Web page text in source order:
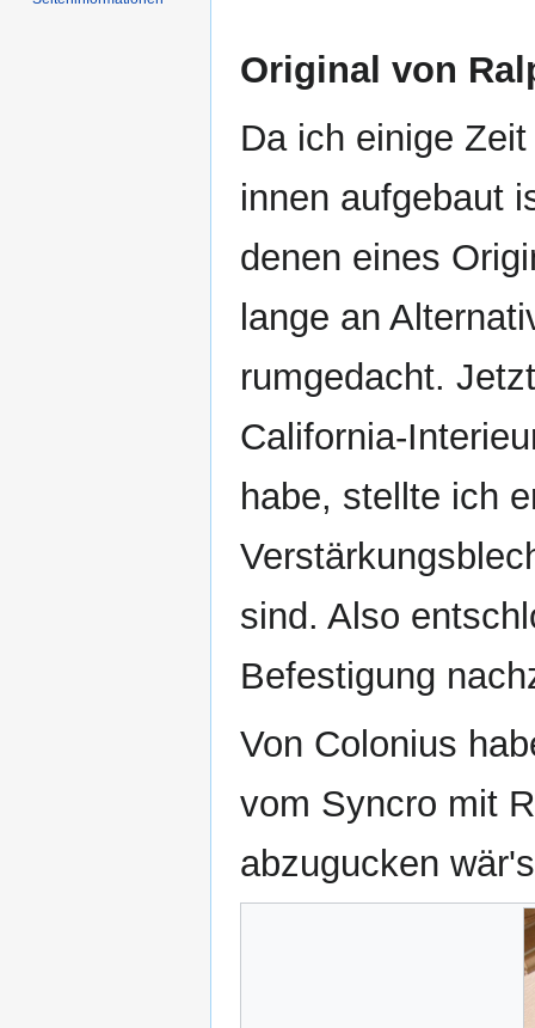
Original von
Da ich einige
innen aufgebaut
denen eines
lange an
rumgedacht.
California-
habe, stellte ich
sind. Also
Befestigung
Von Colonius
vom Syncro mit
abzugucken